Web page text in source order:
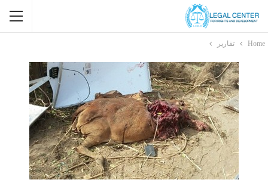
Home تقارير